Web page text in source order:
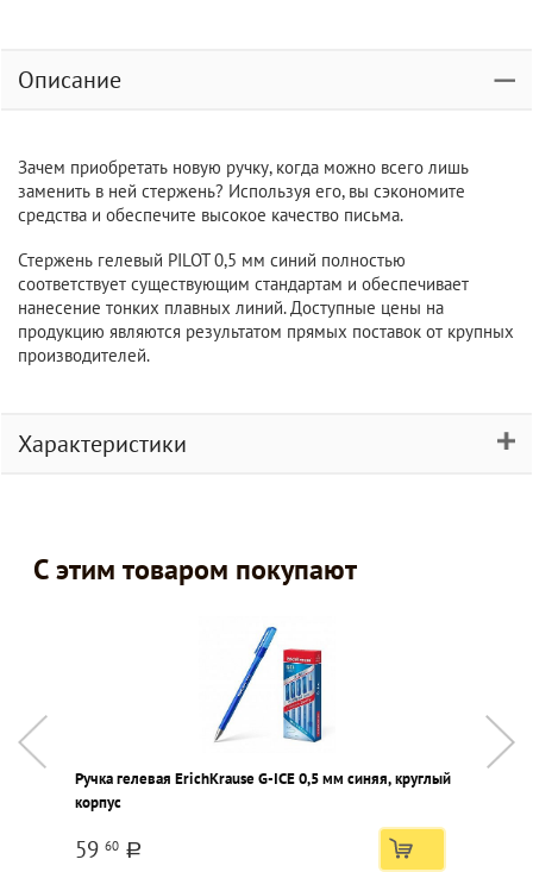
Описание
Зачем приобретать новую ручку, когда можно всего лишь
заменить в ней стержень? Используя его, вы сэкономите
средства и обеспечите высокое качество письма.
Стержень гелевый PILOT 0,5 мм синий полностью
соответствует существующим стандартам и обеспечивает
нанесение тонких плавных линий. Доступные цены на
продукцию являются результатом прямых поставок от крупных
производителей.
Характеристики
С этим товаром покупают
Ручка гелевая ErichKrause G-ICE 0,5 мм синяя, круглый
корпус
59 60 a